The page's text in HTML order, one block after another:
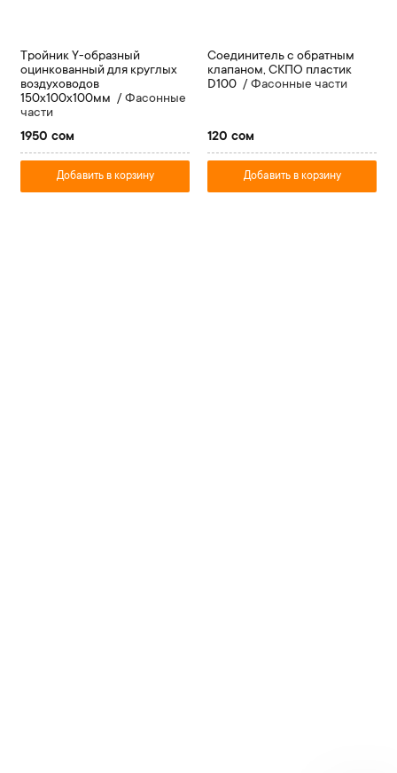
Тройник Y-образный
оцинкованный для круглых
воздуховодов
150х100х100мм
Фасонные
части
1950 сом
Добавить в корзину
Соединитель с обратным
клапаном, СКПО пластик
D100
Фасонные части
120 сом
Добавить в корзину